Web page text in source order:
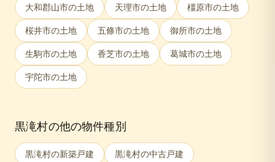
大和郡山市の土地 天理市の土地 橿原市の土地
桜井市の土地 五條市の土地 御所市の土地
生駒市の土地 香芝市の土地 葛城市の土地
宇陀市の土地
黒滝村の他の物件種別
黒滝村の新築戸建 黒滝村の中古戸建